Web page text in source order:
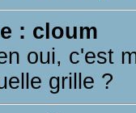
: cloum
oui, c'est
grille ?